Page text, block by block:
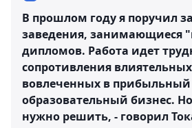
В прошлом году я поручил
заведения, занимающиеся
дипломов. Работа идет
сопротивления
вовлеченных в прибыльный
образовательный бизнес.
нужно решить, - говорил